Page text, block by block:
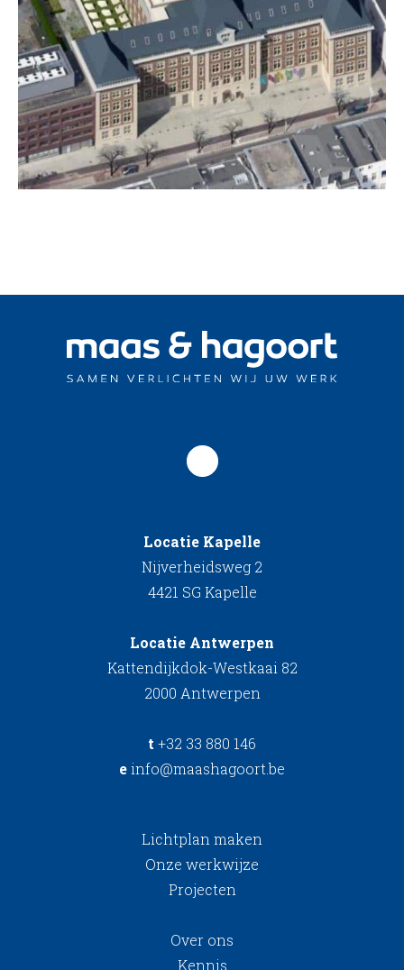
Locatie Kapelle
Nijverheidsweg 2
4421 SG Kapelle
Locatie Antwerpen
Kattendijkdok-Westkaai 82
2000 Antwerpen
t +32 33 880 146
einfo@maashagoort.be
Lichtplan maken
Onze werkwijze
Projecten
Over ons
Kennis